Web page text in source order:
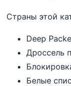
Страны этой
Deep
Дроссель
Белые